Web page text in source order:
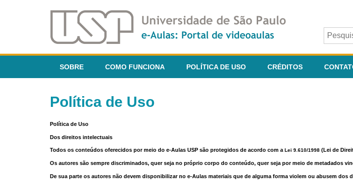
SOBRE COMO FUNCIONA POLÍTICA DE USO CRÉDITOS
Política de Uso
Política de Uso
Dos direitos intelectuais
Todos os conteúdos oferecidos por meio do e-Aulas USP são protegidos de acordo com a Lei 9.610/1998 (Lei de
Os autores são sempre discriminados, quer seja no próprio corpo do conteúdo, quer seja por meio de metadados
De sua parte os autores não devem disponibilizar no e-Aulas materiais que de alguma forma violem ou abusem dos